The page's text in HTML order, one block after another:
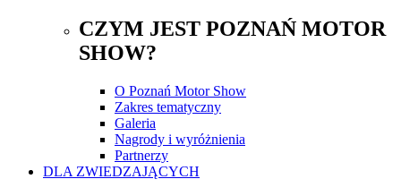
CZYM JEST POZNAŃ MOTOR
SHOW?
O Poznań Motor Show
Zakres tematyczny
Galeria
Nagrody i wyróżnienia
Partnerzy
DLA ZWIEDZAJĄCYCH